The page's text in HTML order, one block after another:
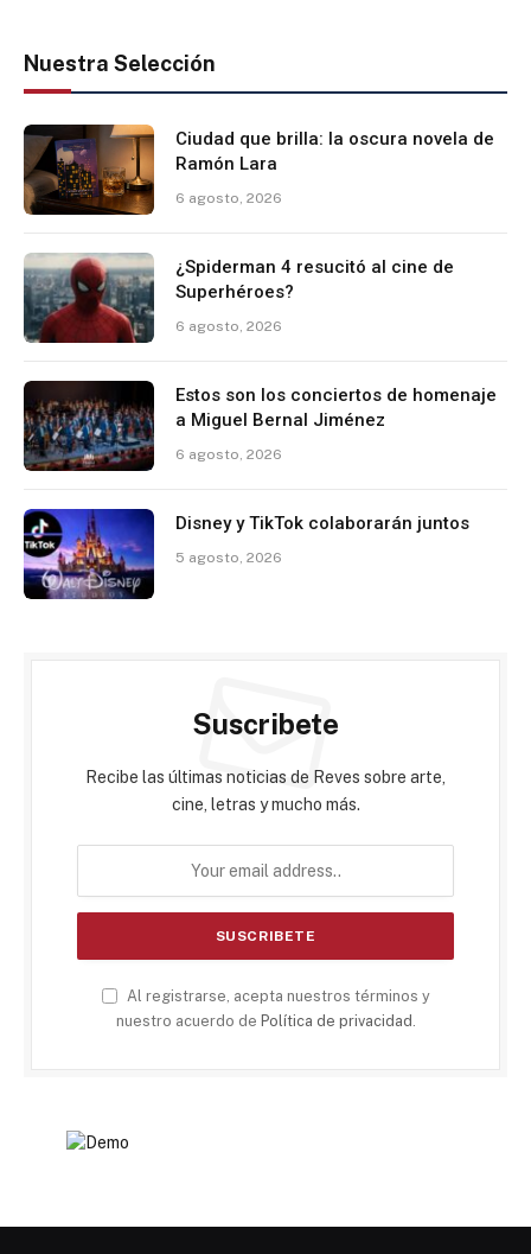
Nuestra Selección
Ciudad que brilla: la oscura novela de
Ramón Lara
6 agosto, 2026
¿Spiderman 4 resucitó al cine de
Superhéroes?
6 agosto, 2026
Estos son los conciertos de homenaje
a Miguel Bernal Jiménez
6 agosto, 2026
Disney y TikTok colaborarán juntos
5 agosto, 2026
Suscribete
Recibe las últimas noticias de Reves sobre arte,
cine, letras y mucho más.
Al registrarse, acepta nuestros términos y
nuestro acuerdo de Política de privacidad